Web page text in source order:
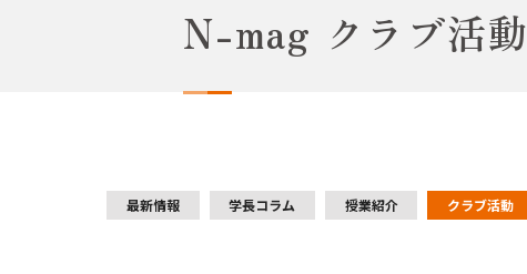
N-mag クラブ活動
最新情報 学長コラム 授業紹介 クラブ活動